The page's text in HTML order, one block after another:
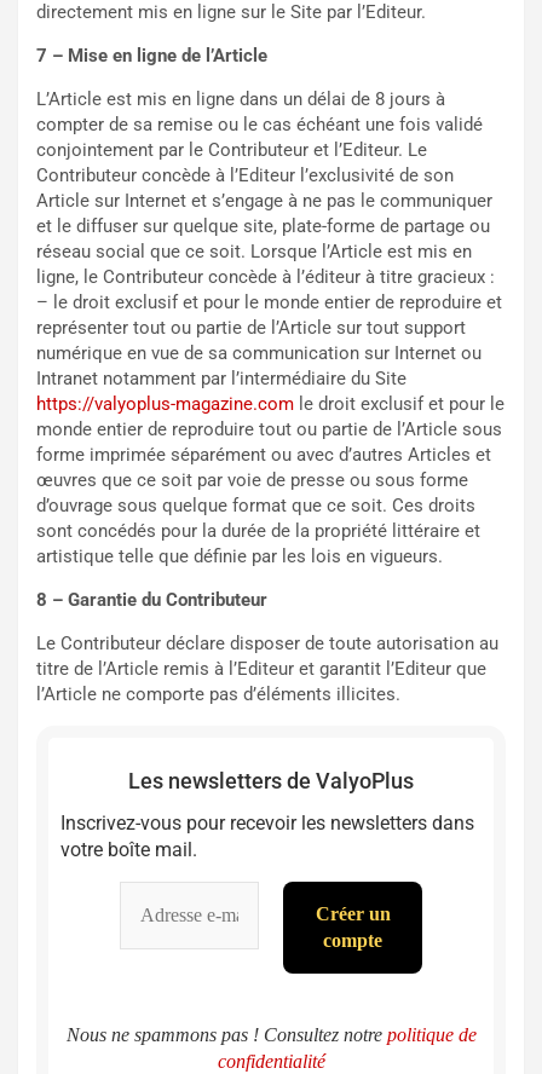
directement mis en ligne sur le Site par l’Editeur.
7 – Mise en ligne de l’Article
L’Article est mis en ligne dans un délai de 8 jours à
compter de sa remise ou le cas échéant une fois validé
conjointement par le Contributeur et l’Editeur. Le
Contributeur concède à l’Editeur l’exclusivité de son
Article sur Internet et s’engage à ne pas le communiquer
et le diffuser sur quelque site, plate-forme de partage ou
réseau social que ce soit. Lorsque l’Article est mis en
ligne, le Contributeur concède à l’éditeur à titre gracieux :
– le droit exclusif et pour le monde entier de reproduire et
représenter tout ou partie de l’Article sur tout support
numérique en vue de sa communication sur Internet ou
Intranet notamment par l’intermédiaire du Site
https://valyoplus-magazine.com le droit exclusif et pour le
monde entier de reproduire tout ou partie de l’Article sous
forme imprimée séparément ou avec d’autres Articles et
œuvres que ce soit par voie de presse ou sous forme
d’ouvrage sous quelque format que ce soit. Ces droits
sont concédés pour la durée de la propriété littéraire et
artistique telle que définie par les lois en vigueurs.
8 – Garantie du Contributeur
Le Contributeur déclare disposer de toute autorisation au
titre de l’Article remis à l’Editeur et garantit l’Editeur que
l’Article ne comporte pas d’éléments illicites.
Les newsletters de ValyoPlus
Inscrivez-vous pour recevoir les newsletters dans
votre boîte mail.
Nous ne spammons pas ! Consultez notre politique de
confidentialité